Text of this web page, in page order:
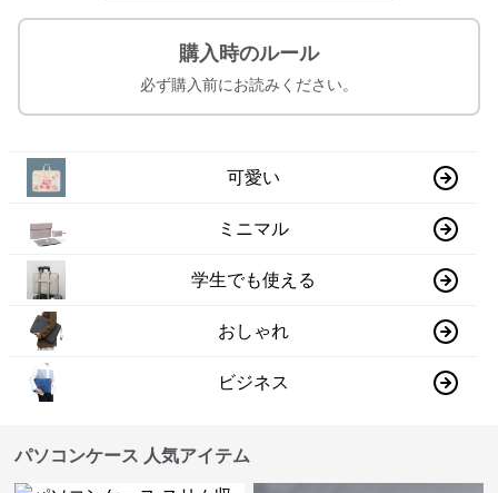
購入時のルール
必ず購入前にお読みください。
可愛い
ミニマル
学生でも使える
おしゃれ
ビジネス
パソコンケース 人気アイテム